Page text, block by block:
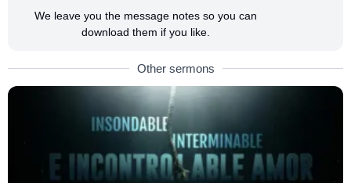
We leave you the message notes so you can
download them if you like.
Other sermons